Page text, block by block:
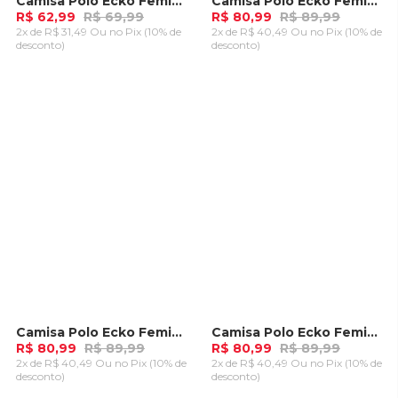
-10%
R$ 62,99 R$ 69,99
2x de R$ 31,49 Ou no Pix (10% de
desconto)
-10%
R$ 80,99 R$ 89,99
2x de R$ 40,49 Ou no Pix (10% de
desconto)
-10%
Camisa Polo Ecko Feminina Chave Preta
R$ 80,99 R$ 89,99
2x de R$ 40,49 Ou no Pix (10% de
desconto)
-10%
Camisa Polo Ecko Feminina Chave Azul
R$ 80,99 R$ 89,99
2x de R$ 40,49 Ou no Pix (10% de
desconto)